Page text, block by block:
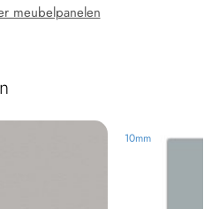
meubelpanelen
10mm